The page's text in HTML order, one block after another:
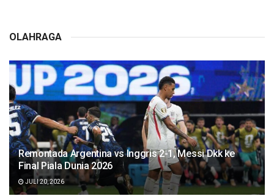
OLAHRAGA
Remontada Argentina vs Inggris 2-1, Messi Dkk ke
Final Piala Dunia 2026
JULI 20, 2026